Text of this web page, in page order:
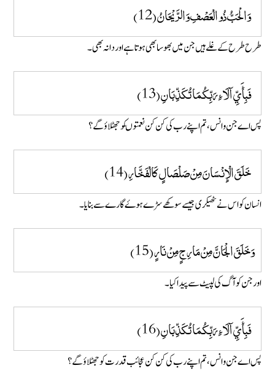
وَالْحَبُّ ذُو الْعَصْفِ وَالرَّيْحَانُ (12)
طرح طرح کے غلے ہیں جن میں بھوسا بھی ہوتا ہے اور دانہ بھی۔
فَبِأَيِّ آلَاءِ رَبِّكُمَا تُكَذِّبَانِ (13)
پس اے جن و انس ، تم اپنے رب کی کن کن نعمتوںکو جھٹلاؤ گے؟
خَلَقَ الْإِنْسَانَ مِنْ صَلْصَالٍ كَالْفَخَّارِ (14)
انسان کو اس نے ٹھیکری جیسے سوکھے سڑے ہوۓ گارے سے بنایا۔
وَخَلَقَ الْجَانَّ مِنْ مَارِجٍ مِنْ نَارٍ (15)
اور جن کو آگ کی لپیٹ سے پیدا کیا۔
فَبِأَيِّ آلَاءِ رَبِّكُمَا تُكَذِّبَانِ (16)
پس اے جن و انس ، تم اپنے رب کی کن کن عجائب قدرت کو جھٹلاؤ گے؟